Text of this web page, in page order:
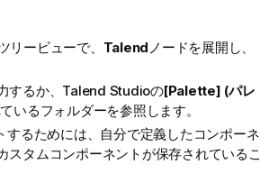
リービューで、 Talend ノードを展開し、
するか、 Talend Studioの[Palette] (パレ
いるフォルダーを参照します。
するためには、自分で定義したコンポーネ
スタムコンポーネントが保存されているこ